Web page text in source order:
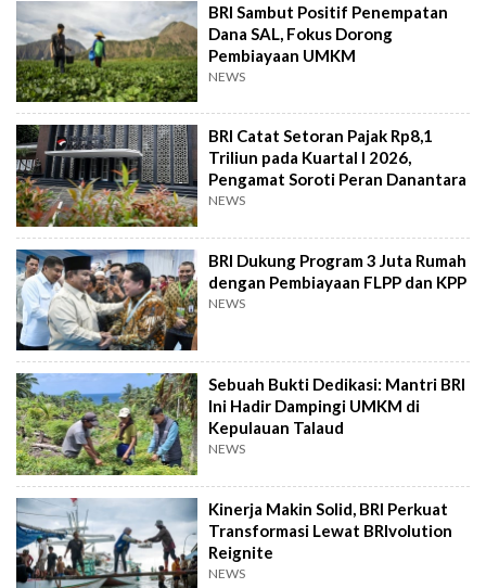
BRI Sambut Positif Penempatan
Dana SAL, Fokus Dorong
Pembiayaan UMKM
NEWS
BRI Catat Setoran Pajak Rp8,1
Triliun pada Kuartal I 2026,
Pengamat Soroti Peran Danantara
NEWS
BRI Dukung Program 3 Juta Rumah
dengan Pembiayaan FLPP dan KPP
NEWS
Sebuah Bukti Dedikasi: Mantri BRI
Ini Hadir Dampingi UMKM di
Kepulauan Talaud
NEWS
Kinerja Makin Solid, BRI Perkuat
Transformasi Lewat BRIvolution
Reignite
NEWS